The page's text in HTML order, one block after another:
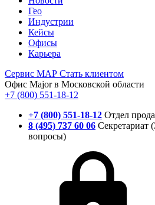
Гео
Индустрии
Кейсы
Офисы
Карьера
Сервис МАР Стать клиентом
Офис Major в Московской области
+7 (800) 551-18-12
+7 (800) 551-18-12 Отдел
8 (495) 737 60 06 Секретариат
вопросы)